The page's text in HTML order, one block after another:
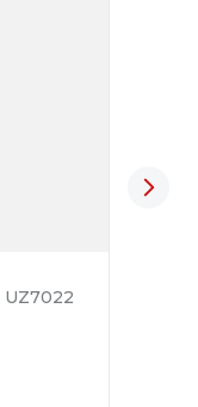
UZ7022